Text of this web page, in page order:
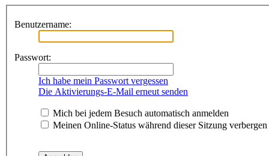
Benutzername:
Passwort:
Ich habe mein Passwort vergessen
Die Aktivierungs-E-Mail erneut senden
Mich bei jedem Besuch automatisch anmelden
Meinen Online-Status während dieser Sitzung verbergen